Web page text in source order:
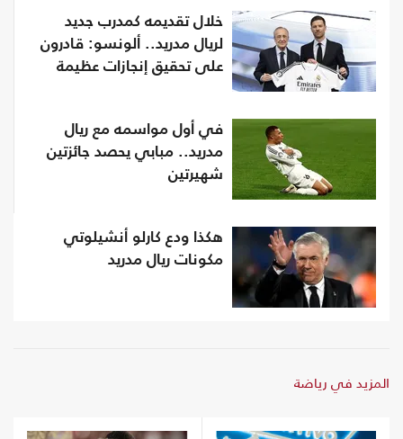
خلال تقديمه كمدرب جديد
لريال مدريد.. ألونسو: قادرون
على تحقيق إنجازات عظيمة
في أول مواسمه مع ريال
مدريد.. مبابي يحصد جائزتين
شهيرتين
هكذا ودع كارلو أنشيلوتي
مكونات ريال مدريد
المزيد في رياضة